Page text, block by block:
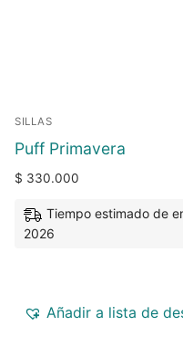
SILLAS
Puff Primavera
$ 330.000
Tiempo estimado de
2026
Añadir a lista de